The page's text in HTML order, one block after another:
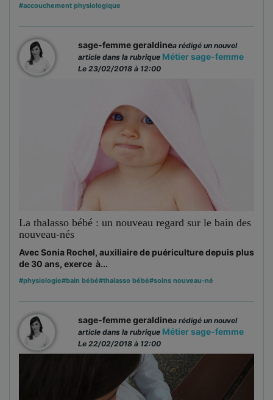
#accouchement physiologique
sage-femme geraldinea rédigé un nouvel
article dans la rubrique Métier sage-femme
Le 23/02/2018 à 12:00
La thalasso bébé : un nouveau regard sur le bain des
nouveau-nés
Avec Sonia Rochel, auxiliaire de puériculture depuis plus
de 30 ans, exerce à...
#physiologie#bain bébé#thalasso bébé#soins nouveau-né
sage-femme geraldinea rédigé un nouvel
article dans la rubrique Métier sage-femme
Le 22/02/2018 à 12:00